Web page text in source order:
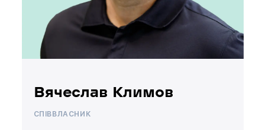
Вячеслав Климов
СПІВВЛАСНИК